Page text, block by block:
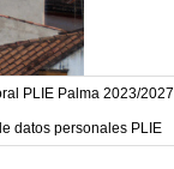
PLIE Palma 2023/2027
datos personales PLIE